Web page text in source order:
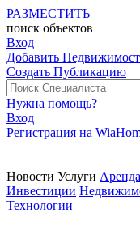
РАЗМЕСТИТЬ
поиск объектов
Вход
Добавить
Создать Публикацию
Нужна помощь?
Вход
Регистрация на
Новости Услуги
Инвестиции
Технологии